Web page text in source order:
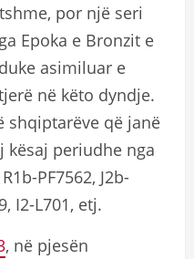
por një seri
Epoka e Bronzit e
asimiluar e
në këto dyndje.
shqiptarëve që janë
kësaj periudhe nga
PF7562, J2b-
I2-L701, etj.
, në pjesën